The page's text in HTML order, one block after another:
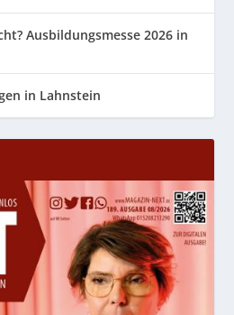
Ausbildungsmesse 2026 in
in Lahnstein